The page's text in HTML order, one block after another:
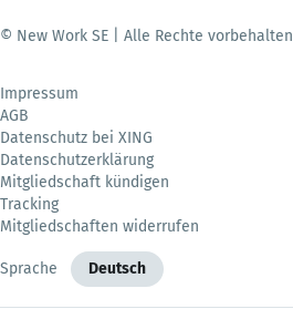
© New Work SE | Alle Rechte vorbehalten
Impressum
AGB
Datenschutz bei XING
Datenschutzerklärung
Mitgliedschaft kündigen
Tracking
Mitgliedschaften widerrufen
Sprache Deutsch